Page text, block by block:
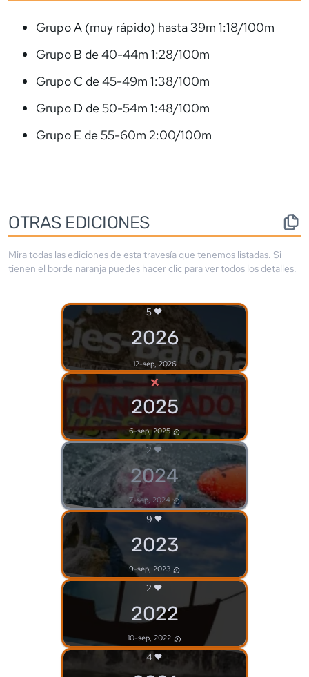
Grupo A (muy rápido) hasta 39m 1:18/100m
Grupo B de 40-44m 1:28/100m
Grupo C de 45-49m 1:38/100m
Grupo D de 50-54m 1:48/100m
Grupo E de 55-60m 2:00/100m
OTRAS EDICIONES
Mira todas las ediciones de esta travesía que tenemos listadas. Si
tienen el borde naranja puedes hacer clic para ver todos los detalles.
5
2026
12-sep, 2026
×
2025
6-sep, 2025
2
2024
7-sep, 2024
9
2023
9-sep, 2023
2
2022
10-sep, 2022
4